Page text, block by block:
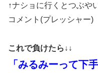
↑ナショに行くとつぶや
コメント(プレッシャー)
これで負けたら↓↓
「みるみーって下